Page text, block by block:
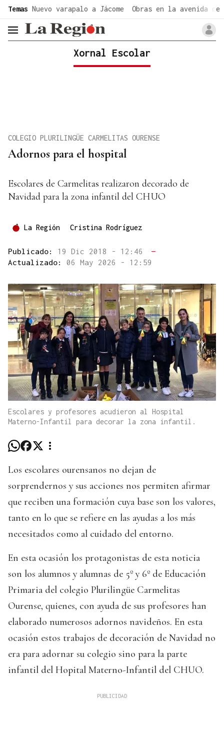
Temas Nuevo varapalo a Jácome Obras en la avenida de
header.menu.open
Xornal Escolar
Adornos para el hospital
COLEGIO PLURILINGÜE CARMELITAS OURENSE
Escolares de Carmelitas realizaron decorado de
Navidad para la zona infantil del CHUO
La Región Cristina Rodríguez
Publicado: 19 Dic 2018 - 12:46
—
Actualizado: 06 May 2026 - 12:59
Escolares y profesores acudieron al Hospital
Materno-Infantil para decorar la zona infantil.
Los escolares ourensanos no dejan de
sorprendernos y sus acciones nos permiten afirmar
que reciben una formación cuya base son los valores,
tanto en lo que se refiere en las ayudas a los más
necesitados como al cuidado del entorno.
En esta ocasión los protagonistas de esta noticia
son los alumnos y alumnas de 5º y 6º de Educación
Primaria del colegio Plurilingüe Carmelitas
Ourense, quienes, con ayuda de sus profesores han
elaborado numerosos adornos navideños. En esta
ocasión estos trabajos de decoración de Navidad no
era para adornar su colegio sino para la parte
infantil del Hopital Materno-Infantil del CHUO.